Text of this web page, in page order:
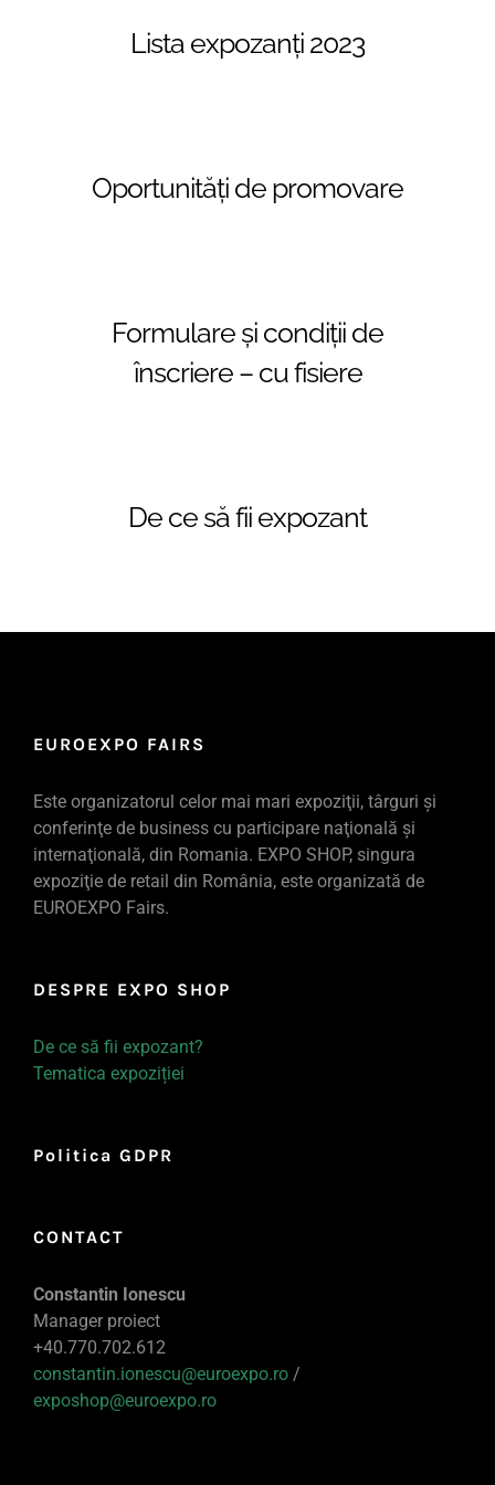
Lista expozanţi 2023
Oportunităţi de promovare
Formulare şi condiţii de
înscriere – cu fisiere
De ce să fii expozant
EUROEXPO FAIRS
Este organizatorul celor mai mari expoziţii, târguri şi
conferinţe de business cu participare naţională şi
internaţională, din Romania. EXPO SHOP, singura
expoziţie de retail din România, este organizată de
EUROEXPO Fairs.
DESPRE EXPO SHOP
De ce să fii expozant?
Tematica expoziției
Politica GDPR
CONTACT
Constantin Ionescu
Manager proiect
+40.770.702.612
constantin.ionescu@euroexpo.ro /
exposhop@euroexpo.ro